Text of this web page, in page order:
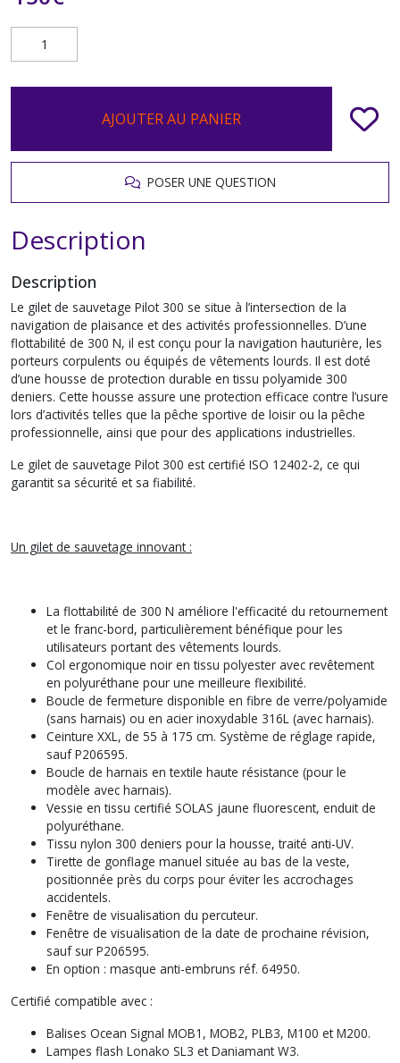
AJOUTER AU PANIER
POSER UNE QUESTION
Description
Description
Le gilet de sauvetage Pilot 300 se situe à l’intersection de la
navigation de plaisance et des activités professionnelles. D’une
flottabilité de 300 N, il est conçu pour la navigation hauturière, les
porteurs corpulents ou équipés de vêtements lourds. Il est doté
d’une housse de protection durable en tissu polyamide 300
deniers. Cette housse assure une protection efficace contre l’usure
lors d’activités telles que la pêche sportive de loisir ou la pêche
professionnelle, ainsi que pour des applications industrielles.
Le gilet de sauvetage Pilot 300 est certifié ISO 12402-2, ce qui
garantit sa sécurité et sa fiabilité.
Un gilet de sauvetage innovant :
La flottabilité de 300 N améliore l'efficacité du retournement
et le franc-bord, particulièrement bénéfique pour les
utilisateurs portant des vêtements lourds.
Col ergonomique noir en tissu polyester avec revêtement
en polyuréthane pour une meilleure flexibilité.
Boucle de fermeture disponible en fibre de verre/polyamide
(sans harnais) ou en acier inoxydable 316L (avec harnais).
Ceinture XXL, de 55 à 175 cm. Système de réglage rapide,
sauf P206595.
Boucle de harnais en textile haute résistance (pour le
modèle avec harnais).
Vessie en tissu certifié SOLAS jaune fluorescent, enduit de
polyuréthane.
Tissu nylon 300 deniers pour la housse, traité anti-UV.
Tirette de gonflage manuel située au bas de la veste,
positionnée près du corps pour éviter les accrochages
accidentels.
Fenêtre de visualisation du percuteur.
Fenêtre de visualisation de la date de prochaine révision,
sauf sur P206595.
En option : masque anti-embruns réf. 64950.
Certifié compatible avec :
Balises Ocean Signal MOB1, MOB2, PLB3, M100 et M200.
Lampes flash Lonako SL3 et Daniamant W3.